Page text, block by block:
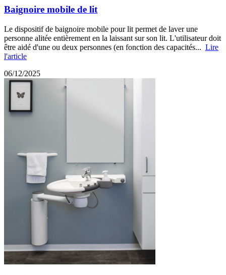
Baignoire mobile de lit
Le dispositif de baignoire mobile pour lit permet de laver une
personne alitée entièrement en la laissant sur son lit. L'utilisateur doit
être aidé d'une ou deux personnes (en fonction des capacités... Lire
l'article
06/12/2025